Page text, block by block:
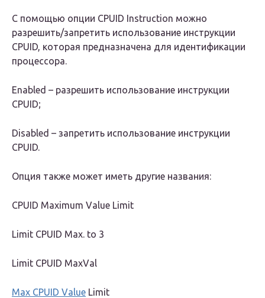
С помощью опции CPUID Instruction можно
разрешить/запретить использование инструкции
CPUID, которая предназначена для идентификации
процессора.
Enabled – разрешить использование инструкции
CPUID;
Disabled – запретить использование инструкции
CPUID.
Опция также может иметь другие названия:
CPUID Maximum Value Limit
Limit CPUID Max. to 3
Limit CPUID MaxVal
Max CPUID Value Limit